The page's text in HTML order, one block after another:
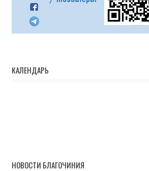
КАЛЕНДАРЬ
НОВОСТИ БЛАГОЧИНИЯ